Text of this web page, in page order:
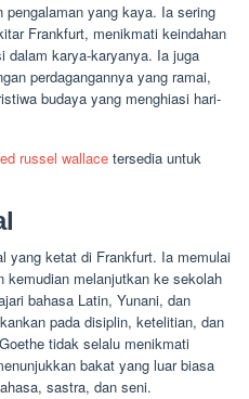
pengalaman yang kaya. Ia sering
Frankfurt, menikmati keindahan
dalam karya-karyanya. Ia juga
perdagangannya yang ramai,
budaya yang menghiasi hari-
russel wallace tersedia untuk
yang ketat di Frankfurt. Ia memulai
kemudian melanjutkan ke sekolah
bahasa Latin, Yunani, dan
pada disiplin, ketelitian, dan
tidak selalu menikmati
bakat yang luar biasa
sastra, dan seni.